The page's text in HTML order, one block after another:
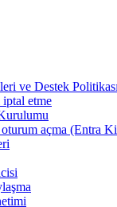
ve Destek
etme
açma (Entra